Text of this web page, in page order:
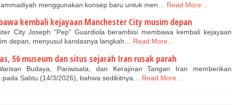
menggunakan konsep baru untuk men…
Read More...
kembali kejayaan Manchester City musim depan
City Joseph "Pep" Guardiola berambisi membawa kembali kejayaan
depan, menyusul kandasnya langkah… Read More...
56 museum dan situs sejarah Iran rusak parah
Budaya, Pariwisata, dan Kerajinan Tangan Iran memberikan
Sabtu (14/3/2026), bahwa sedikitnya…
Read More...